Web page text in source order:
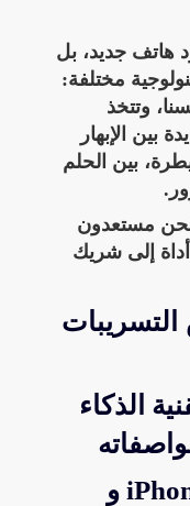
مجرد هاتف جديد، بل
مختلفة:
وتتخذ
بين الإبهار
بين الحلم
مستعدون
إلى شريك
التسريبات
ماكس 16 بتقنية الذكاء
ايفون 16 برو iPhone 16 Pro و